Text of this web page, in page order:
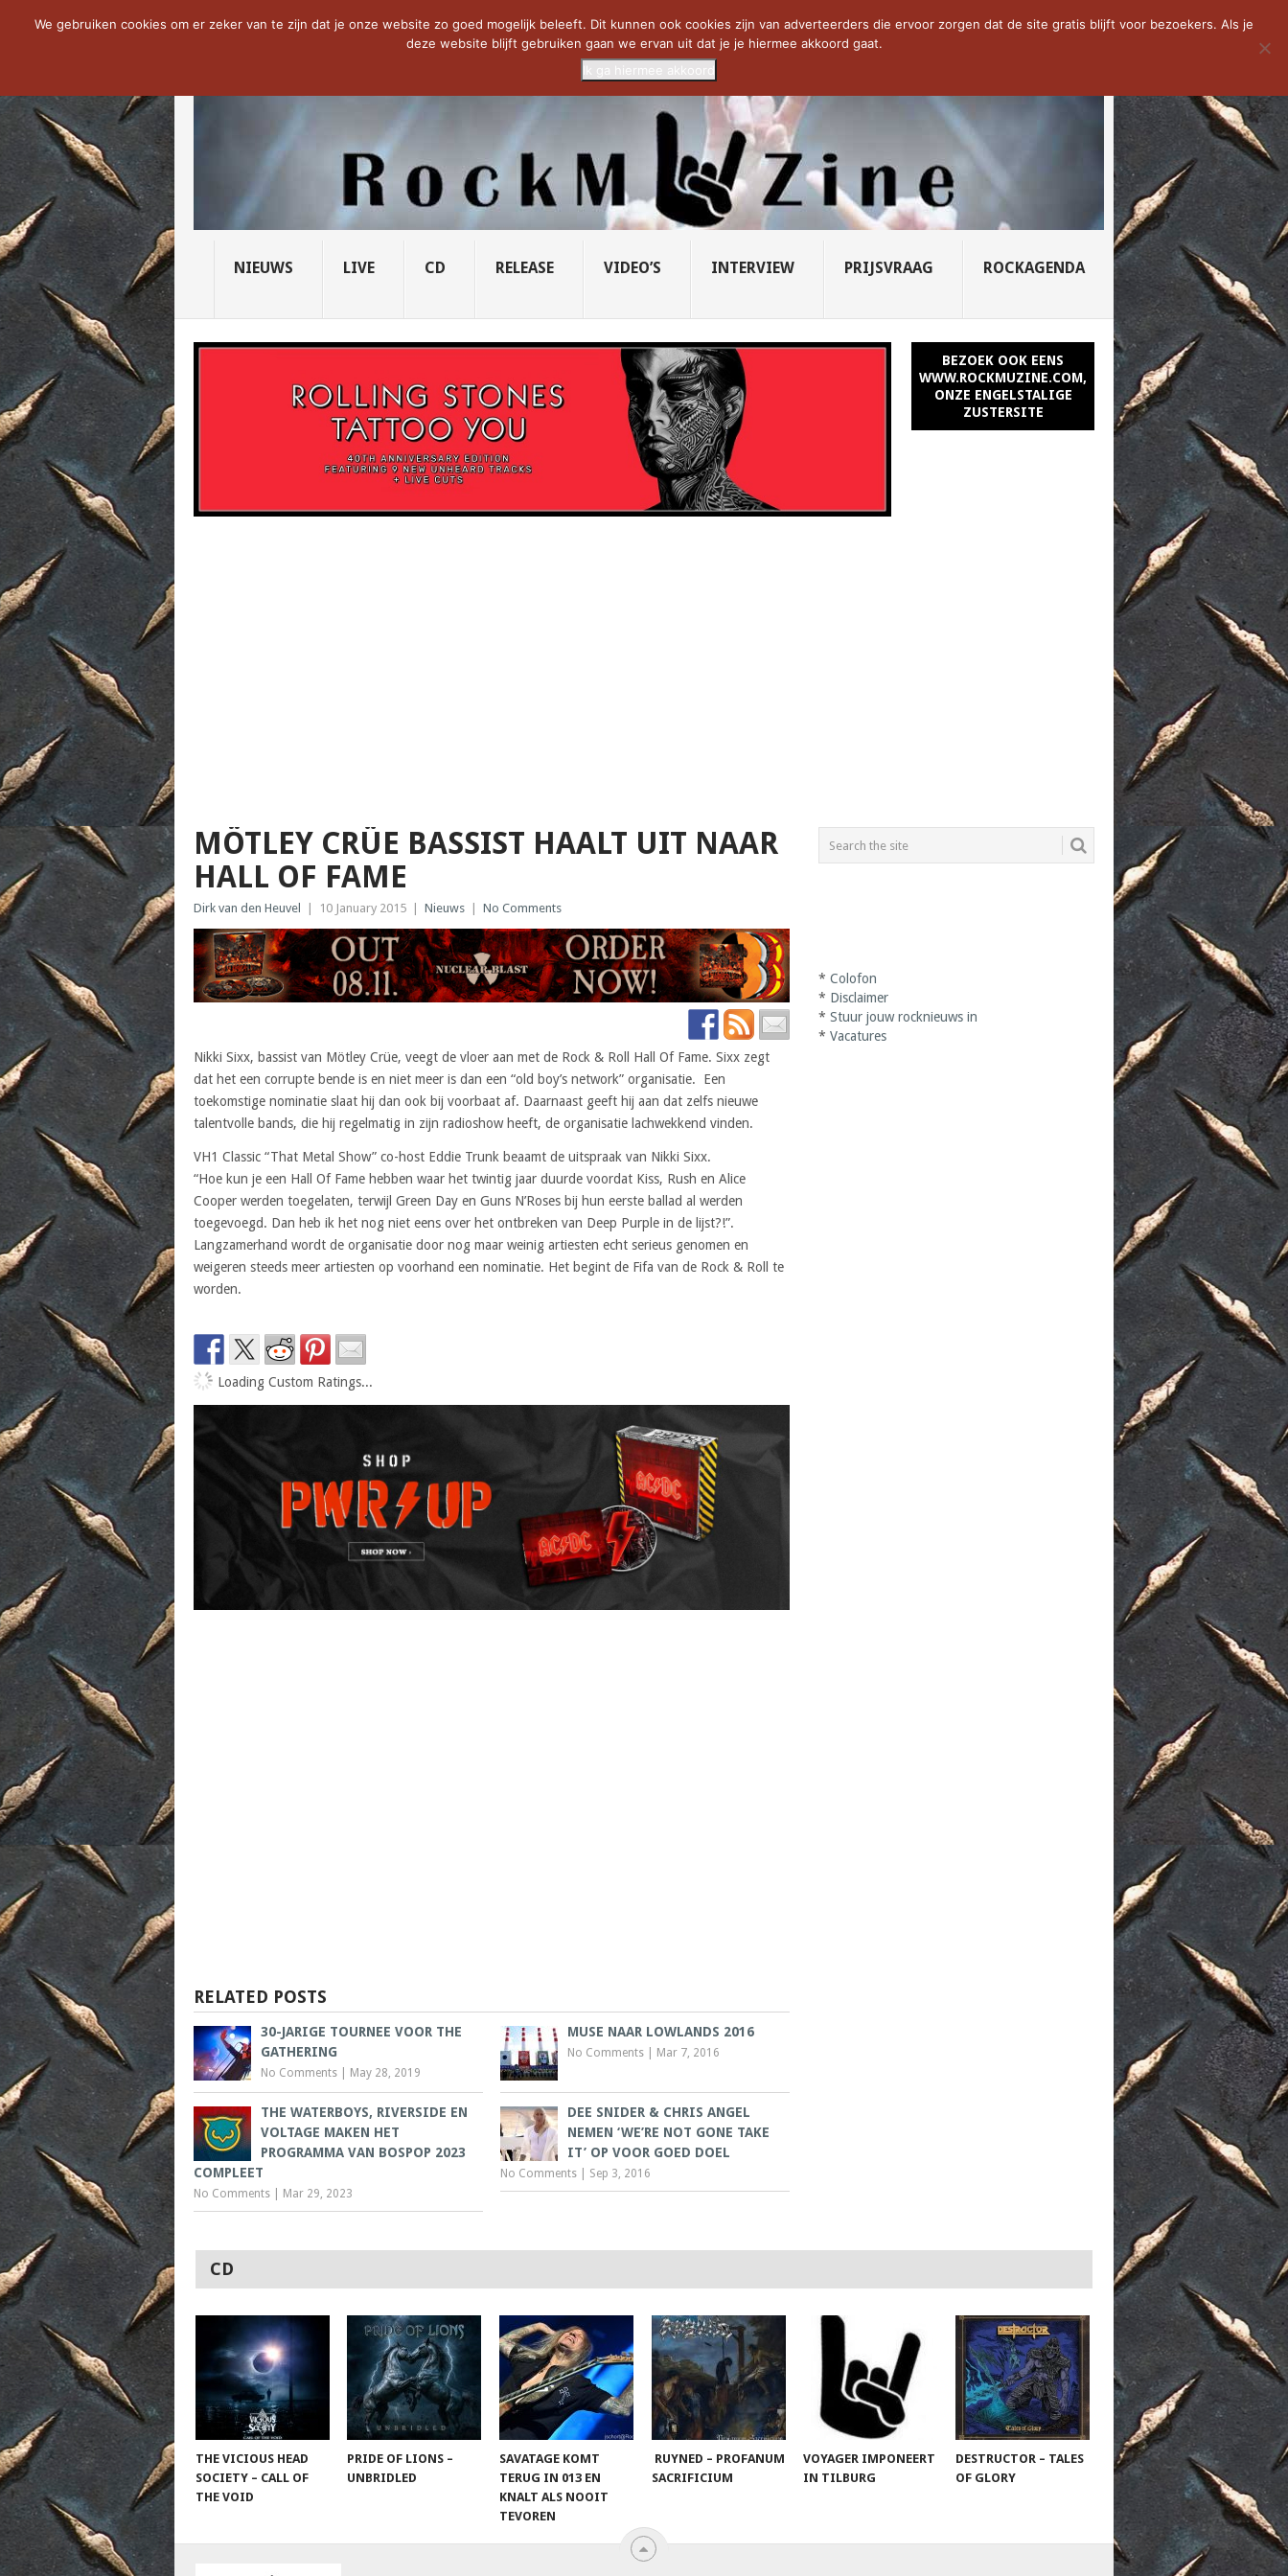
NOW TRENDING: THE VICIOUS HEAD SOCIETY... PRIDE OF LIONS – U... SAVATAGE KOMT TERUG IN 0... CD VAN DE WEEK: SLEEPING...
NIEUWS LIVE CD RELEASE VIDEO’S INTERVIEW PRIJSVRAAG ROCKAGENDA
BEZOEK OOK EENS
WWW.ROCKMUZINE.COM,
ONZE ENGELSTALIGE
ZUSTERSITE
MÖTLEY CRÜE BASSIST HAALT UIT NAAR
HALL OF FAME
Dirk van den Heuvel 10 January 2015 Nieuws No Comments
Nikki Sixx, bassist van Mötley Crüe, veegt de vloer aan met de Rock & Roll Hall Of Fame. Sixx zegt
dat het een corrupte bende is en niet meer is dan een “old boy’s network” organisatie. Een
toekomstige nominatie slaat hij dan ook bij voorbaat af. Daarnaast geeft hij aan dat zelfs nieuwe
talentvolle bands, die hij regelmatig in zijn radioshow heeft, de organisatie lachwekkend vinden.
VH1 Classic “That Metal Show” co-host Eddie Trunk beaamt de uitspraak van Nikki Sixx.
“Hoe kun je een Hall Of Fame hebben waar het twintig jaar duurde voordat Kiss, Rush en Alice
Cooper werden toegelaten, terwijl Green Day en Guns N’Roses bij hun eerste ballad al werden
toegevoegd. Dan heb ik het nog niet eens over het ontbreken van Deep Purple in de lijst?!”.
Langzamerhand wordt de organisatie door nog maar weinig artiesten echt serieus genomen en
weigeren steeds meer artiesten op voorhand een nominatie. Het begint de Fifa van de Rock & Roll te
worden.
Loading Custom Ratings...
RELATED POSTS
30-JARIGE TOURNEE VOOR THE
GATHERING
No Comments May 28, 2019
MUSE NAAR LOWLANDS 2016
No Comments Mar 7, 2016
THE WATERBOYS, RIVERSIDE EN
VOLTAGE MAKEN HET
PROGRAMMA VAN BOSPOP 2023
COMPLEET
No Comments Mar 29, 2023
DEE SNIDER & CHRIS ANGEL
NEMEN ‘WE’RE NOT GONE TAKE
IT’ OP VOOR GOED DOEL
No Comments Sep 3, 2016
*Colofon
* Disclaimer
*Stuur jouw rocknieuws in
*Vacatures
CD
THE VICIOUS HEAD
SOCIETY – CALL OF
THE VOID
PRIDE OF LIONS –
UNBRIDLED
SAVATAGE KOMT
TERUG IN 013 EN
KNALT ALS NOOIT
TEVOREN
RUYNED – PROFANUM
SACRIFICIUM
VOYAGER IMPONEERT
IN TILBURG
DESTRUCTOR – TALES
OF GLORY
We gebruiken cookies om er zeker van te zijn dat je onze website zo goed mogelijk beleeft. Dit kunnen ook cookies zijn van adverteerders die ervoor zorgen dat de site gratis blijft voor bezoekers. Als je
deze website blijft gebruiken gaan we ervan uit dat je je hiermee akkoord gaat.
Ik ga hiermee akkoord